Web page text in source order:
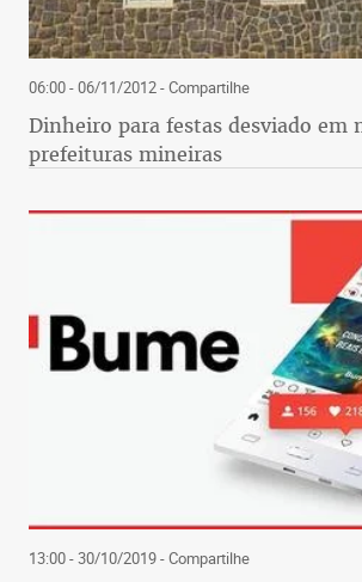
06:00 - 06/11/2012- Compartilhe
Dinheiro para festas desviado em
prefeituras mineiras
13:00 - 30/10/2019- Compartilhe